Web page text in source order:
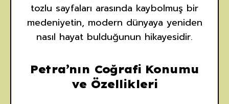
tozlu sayfaları arasında kaybolmuş bir
medeniyetin, modern dünyaya yeniden
nasıl hayat bulduğunun hikayesidir.
Petra’nın Coğrafi Konumu
ve Özellikleri